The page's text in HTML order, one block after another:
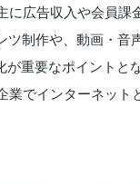
に広告収入や会員課
ツ制作や、動画・音
が重要なポイントと
業でインターネット